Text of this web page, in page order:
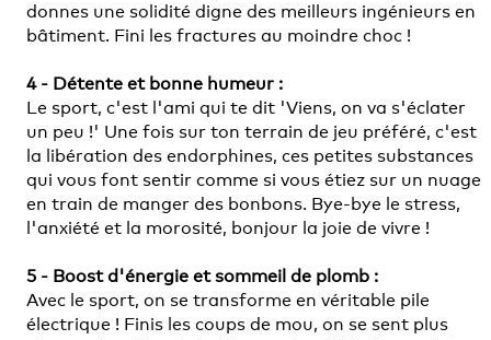
donnes une solidité digne des meilleurs ingénieurs en
bâtiment. Fini les fractures au moindre choc !
4 - Détente et bonne humeur :
Le sport, c'est l'ami qui te dit 'Viens, on va s'éclater
un peu !' Une fois sur ton terrain de jeu préféré, c'est
la libération des endorphines, ces petites substances
qui vous font sentir comme si vous étiez sur un nuage
en train de manger des bonbons. Bye-bye le stress,
l'anxiété et la morosité, bonjour la joie de vivre !
5 - Boost d'énergie et sommeil de plomb :
Avec le sport, on se transforme en véritable pile
électrique ! Finis les coups de mou, on se sent plus